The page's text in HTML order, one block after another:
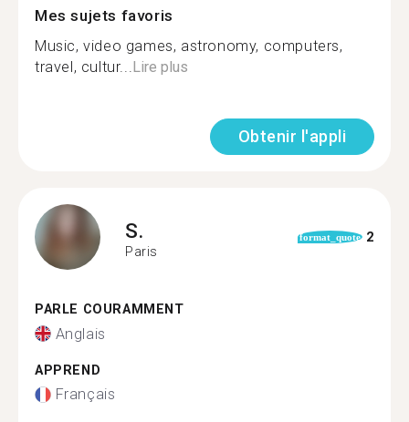
Mes sujets favoris
Music, video games, astronomy, computers,
travel, cultur...Lire plus
Obtenir l'appli
S.
Paris
format_quote 2
PARLE COURAMMENT
Anglais
APPREND
Français